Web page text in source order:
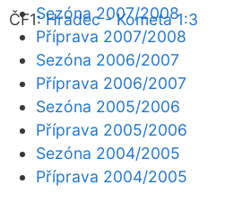
ČF1:Hradec - Kometa 1:3
Sezóna 2007/2008
Příprava 2007/2008
Sezóna 2006/2007
Příprava 2006/2007
Sezóna 2005/2006
Příprava 2005/2006
Sezóna 2004/2005
Příprava 2004/2005